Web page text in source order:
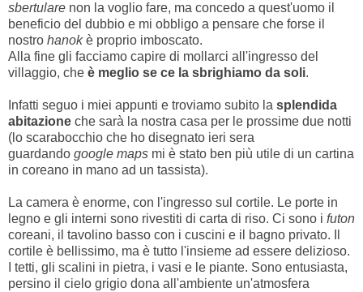
sbertulare non la voglio fare, ma concedo a quest'uomo il
beneficio del dubbio e mi obbligo a pensare che forse il
nostro hanokè proprio imboscato.
Alla fine gli facciamo capire di mollarci all'ingresso del
villaggio, che è meglio se ce la sbrighiamo da soli.
Infatti seguo i miei appunti e troviamo subito la splendida
abitazione che sarà la nostra casa per le prossime due notti
(lo scarabocchio che ho disegnato ieri sera
guardando google maps mi è stato ben più utile di un cartina
in coreano in mano ad un tassista).
La camera è enorme, con l'ingresso sul cortile. Le porte in
legno e gli interni sono rivestiti di carta di riso. Ci sono i futon
coreani, il tavolino basso con i cuscini e il bagno privato. Il
cortile è bellissimo, ma è tutto l'insieme ad essere delizioso.
I tetti, gli scalini in pietra, i vasi e le piante. Sono entusiasta,
persino il cielo grigio dona all'ambiente un'atmosfera